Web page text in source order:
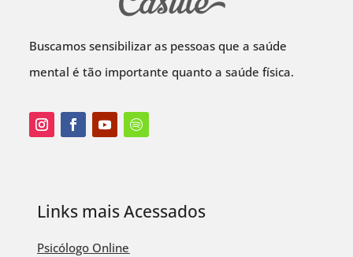
Buscamos sensibilizar as pessoas que a saúde
mental é tão importante quanto a saúde física.
Links mais Acessados
Psicólogo Online